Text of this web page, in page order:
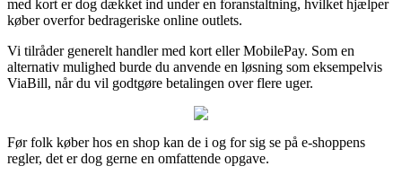
med kort er dog dækket ind under en foranstaltning, hvilket hjælper
køber overfor bedrageriske online outlets.
Vi tilråder generelt handler med kort eller MobilePay. Som en
alternativ mulighed burde du anvende en løsning som eksempelvis
ViaBill, når du vil godtgøre betalingen over flere uger.
Før folk køber hos en shop kan de i og for sig se på e-shoppens
regler, det er dog gerne en omfattende opgave.